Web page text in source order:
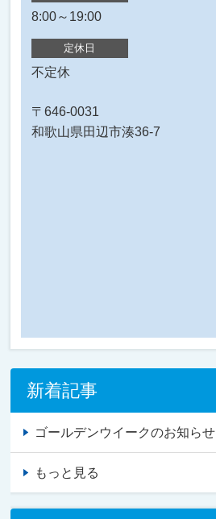
8:00～19:00
定休日
不定休
〒646-0031
和歌山県田辺市湊36-7
新着記事
ゴールデンウイークのお知らせ
もっと見る